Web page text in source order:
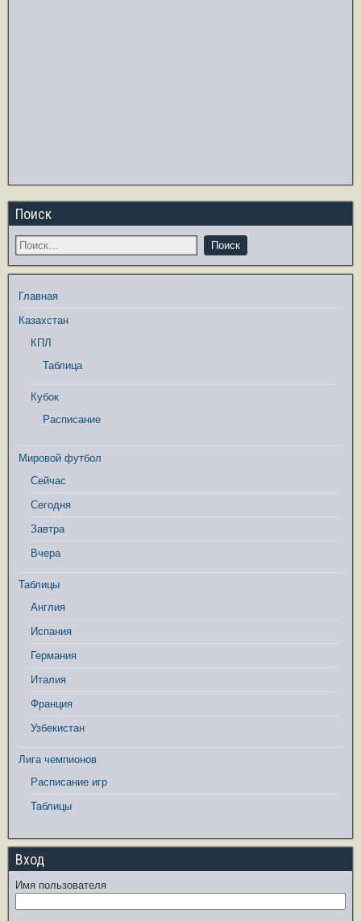
Поиск
Главная
Казахстан
КПЛ
Таблица
Кубок
Расписание
Мировой футбол
Сейчас
Сегодня
Завтра
Вчера
Таблицы
Англия
Испания
Германия
Италия
Франция
Узбекистан
Лига чемпионов
Расписание игр
Таблицы
Вход
Имя пользователя